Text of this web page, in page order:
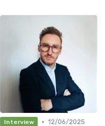
Interview • 12/06/2025